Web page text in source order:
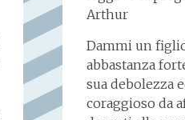
Arthur
Dammi un
abbastanza
sua debolezza
coraggioso da